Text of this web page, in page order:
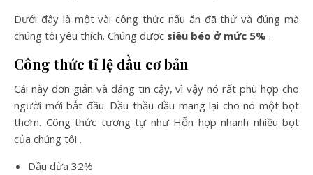
Dưới đây là một vài công thức nấu ăn đã thử và đúng mà
chúng tôi yêu thích. Chúng được siêu béo ở mức 5% .
Công thức tỉ lệ dầu cơ bản
Cái này đơn giản và đáng tin cậy, vì vậy nó rất phù hợp cho
người mới bắt đầu. Dầu thầu dầu mang lại cho nó một bọt
thơm. Công thức tương tự như Hỗn hợp nhanh nhiều bọt
của chúng tôi .
Dầu dừa 32%